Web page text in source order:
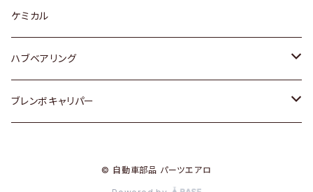
スバル
スバル
スズキ
日産
ダイハツ
ディーデル洗浄添加剤
ケミカル
ハブベアリング
トヨタ
ブレンボキャリパー
© 自動車部品 パーツエアロ